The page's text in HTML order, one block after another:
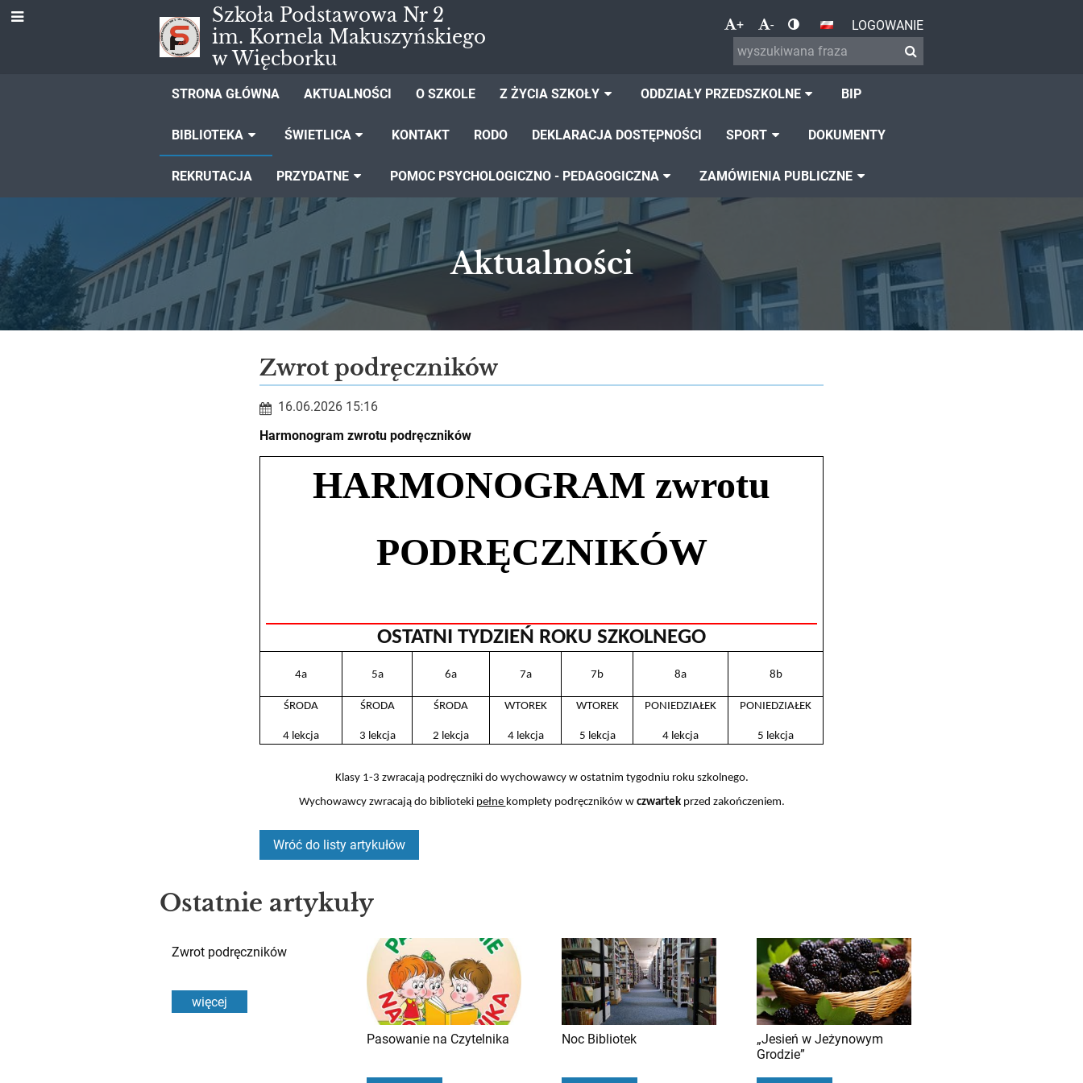
Szkoła Podstawowa Nr 2
im. Kornela Makuszyńskiego
w Więcborku
+ - LOGOWANIE
STRONA GŁÓWNA AKTUALNOŚCI O SZKOLE Z ŻYCIA SZKOŁY ODDZIAŁY PRZEDSZKOLNE BIP
BIBLIOTEKA ŚWIETLICA KONTAKT RODO DEKLARACJA DOSTĘPNOŚCI SPORT DOKUMENTY
REKRUTACJA PRZYDATNE POMOC PSYCHOLOGICZNO - PEDAGOGICZNA ZAMÓWIENIA PUBLICZNE
Aktualności
AktualnościZwrot podręczników
16.06.2026 15:16
Harmonogram zwrotu podręczników
HARMONOGRAM zwrotu
PODRĘCZNIKÓW
OSTATNI TYDZIEŃ ROKU SZKOLNEGO
4a 5a 6a 7a 7b 8a 8b
ŚRODA
4 lekcja
ŚRODA
3 lekcja
ŚRODA
2 lekcja
WTOREK
4 lekcja
WTOREK
5 lekcja
PONIEDZIAŁEK
4 lekcja
PONIEDZIAŁEK
5 lekcja
Klasy 1-3 zwracają podręczniki do wychowawcy w ostatnim tygodniu roku szkolnego.
Wychowawcy zwracają do biblioteki pełne komplety podręczników w czwartekprzed zakończeniem.
Wróć do listy artykułów
Ostatnie artykuły
Zwrot podręczników
więcej
Pasowanie na Czytelnika Noc Bibliotek
„Jesień w Jeżynowym
Grodzie”